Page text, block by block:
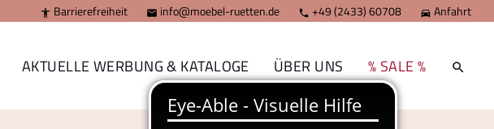
 Barrierefreiheit  info@moebel-ruetten.de  +49 (2433) 60708  Anfahrt
AKTUELLE WERBUNG & KATALOGE ÜBER UNS % SALE %